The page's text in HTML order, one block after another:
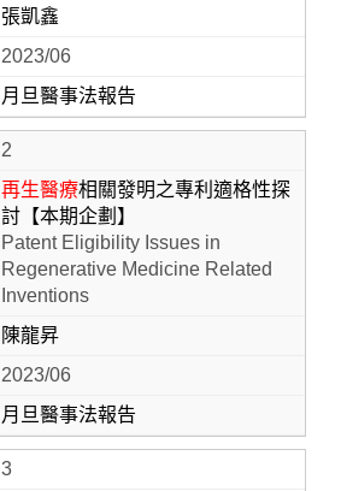
張凱鑫
2023/06
月旦醫事法報告
2
再生醫療相關發明之專利適格性探
討【本期企劃】
Patent Eligibility Issues in
Regenerative Medicine Related
Inventions
陳龍昇
2023/06
月旦醫事法報告
3